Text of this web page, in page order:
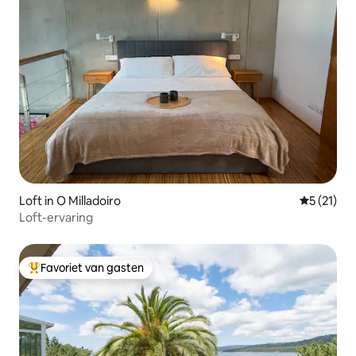
Loft in O Milladoiro
5 (21)
Loft-ervaring
Topfavoriet van gasten
Favoriet van gasten